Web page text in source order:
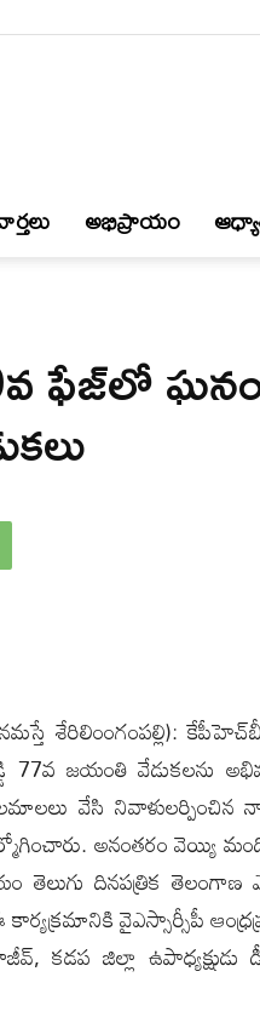
అభిప్రాయం
ఫేజ్‌లో
శేరిలింంగంప‌ల్లి):
77వ జయంతి వేడుకలను
వేసి
అనంతరం వెయ్యి
దినపత్రిక తెలంగాణ
వైఎస్సార్సీపీ
కడప జిల్లా ఉపాధ్యక్షుడు